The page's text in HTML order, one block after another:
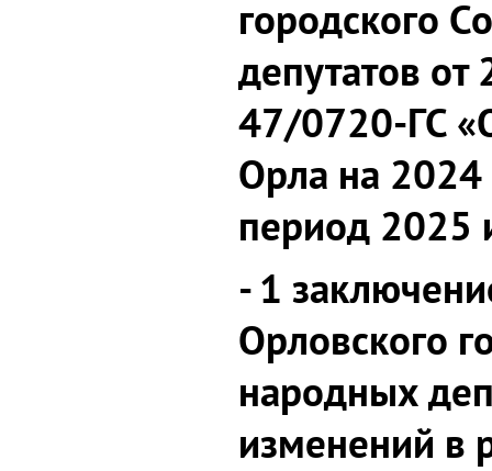
городского
депутатов
47/0720-ГС
Орла на
период 2025
- 1
Орловского
народных
изменений в